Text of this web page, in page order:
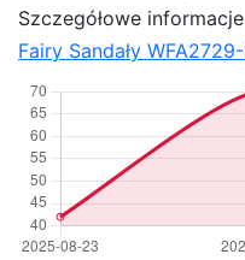
Szczegółowe
Fairy Sandały